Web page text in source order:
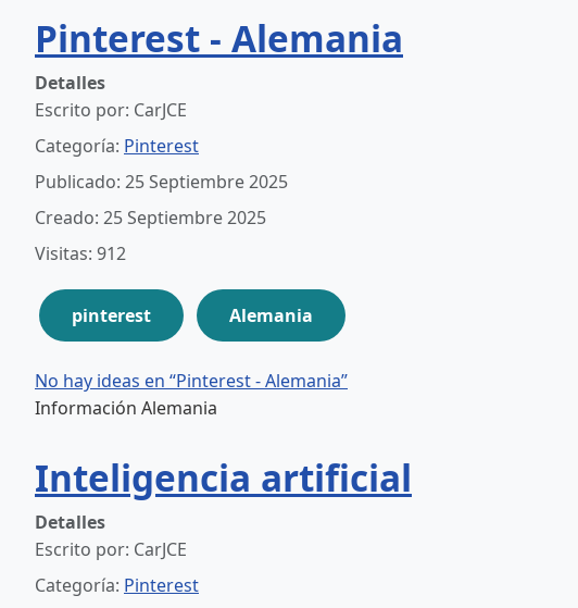
Pinterest - Alemania
Detalles
Escrito por: CarJCE
Categoría: Pinterest
Publicado: 25 Septiembre 2025
Creado: 25 Septiembre 2025
Visitas: 912
pinterest Alemania
No hay ideas en “Pinterest - Alemania”
Información Alemania
Inteligencia artificial
Detalles
Escrito por: CarJCE
Categoría: Pinterest